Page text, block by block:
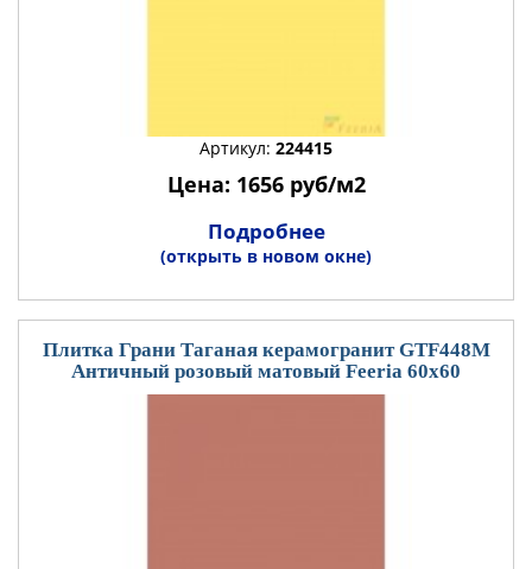
Артикул: 224415
Цена: 1656 руб/м2
Подробнее
(открыть в новом окне)
Плитка Грани Таганая керамогранит GTF448М
Античный розовый матовый Feeria 60x60